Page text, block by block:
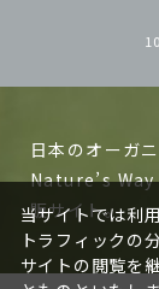
日本のオーガ
Nature’s Way
販サイト。
ネイチャーズ
当サイトでは利
トラフィックの
サイトの閲覧を